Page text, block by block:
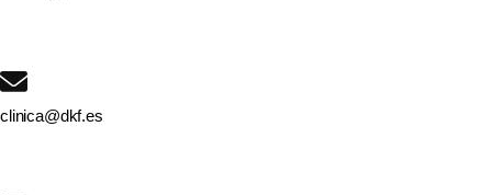
clinica@dkf.es